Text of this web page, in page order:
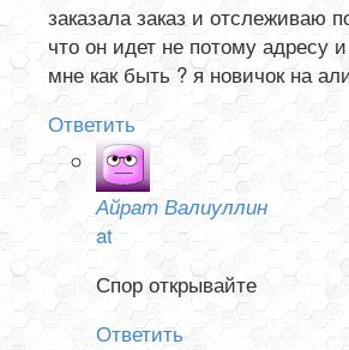
заказала заказ и отслеживаю
что он идет не потому адресу
мне как быть ? я новичок на
Ответить
Айрат Валиуллин
at
Спор открывайте
Ответить